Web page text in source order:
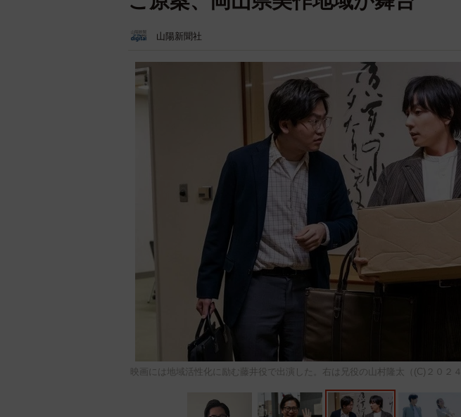
山陽新聞社
映画には地域活性化に励む藤井役で出演した。右は兄役の山村隆太（(C)２０２